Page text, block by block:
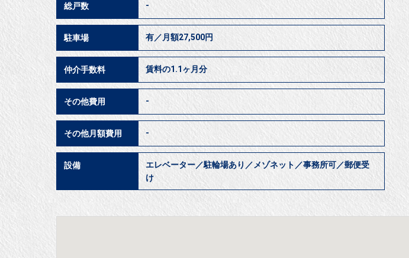
総戸数 -
駐車場 有／月額27,500円
仲介手数料 賃料の1.1ヶ月分
その他費用 -
その他月額費用 -
設備
エレベーター／駐輪場あり／メゾネット／事務所可／郵便受
け